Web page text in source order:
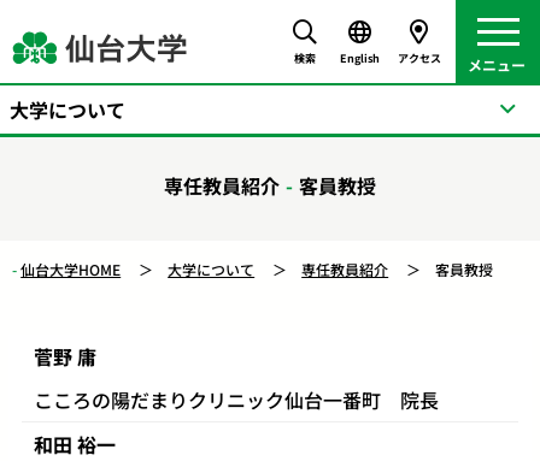
検索 English アクセス
専任教員紹介 客員教授
仙台大学HOME 大学について 専任教員紹介 客員教授
菅野 庸
こころの陽だまりクリニック仙台一番町 院長
和田 裕一
大学について